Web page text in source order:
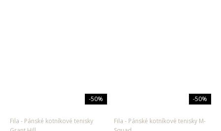
-50%
Fila
Pánské kotníkové tenisky
-50%
Fila
Pánské kotníkové tenisky M-